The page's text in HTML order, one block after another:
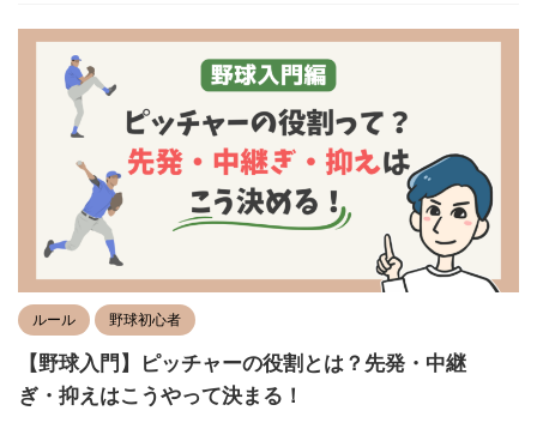
ルール 野球初心者
【野球入門】ピッチャーの役割とは？先発・中継
ぎ・抑えはこうやって決まる！